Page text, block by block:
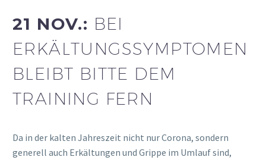
21 NOV.: BEI
ERKÄLTUNGSSYMPTOMEN
BLEIBT BITTE DEM
TRAINING FERN
Da in der kalten Jahreszeit nicht nur Corona, sondern
generell auch Erkältungen und Grippe im Umlauf sind,